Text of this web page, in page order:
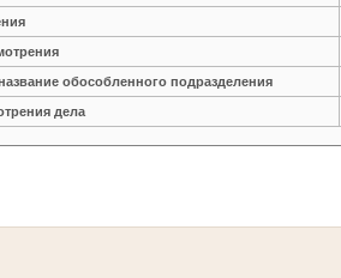
обособленного подразделения
дела